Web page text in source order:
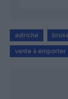
autriche
vente à emporter